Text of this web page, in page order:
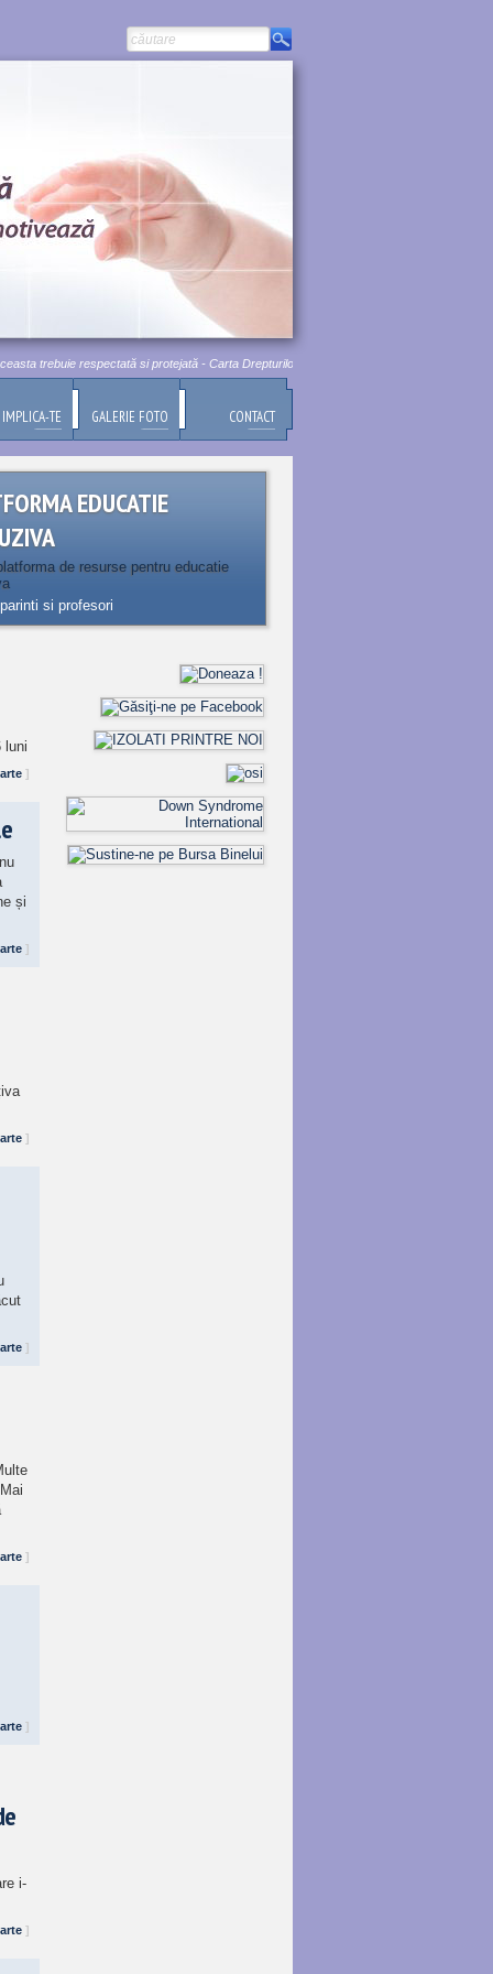
respectată si protejată - Carta Drepturilor Fundamentale a Uniunii Europene, Titlul I,
IMPLICA-TE GALERIE FOTO CONTACT
EDUCATIE
de resurse pentru educatie
si profesori
luni
]
și
]
]
]
]
]
i-
]